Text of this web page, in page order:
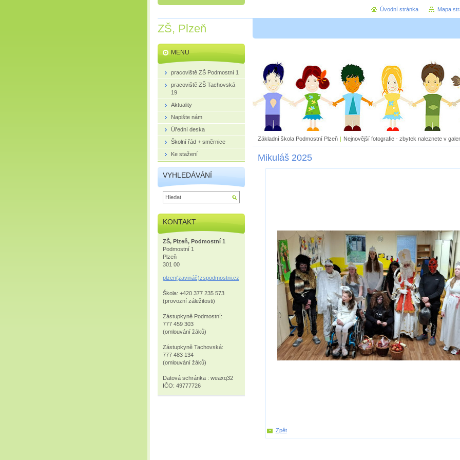
ZŠ, Plzeň
Základní škola Podmostní Plzeň | Nejnovější fotografie - zbytek naleznete v
Mikuláš 2025
Zpět
MENU
pracoviště ZŠ Podmostní 1
pracoviště ZŠ Tachovská
19
Aktuality
Napište nám
Úřední deska
Školní řád + směrnice
Ke stažení
VYHLEDÁVÁNÍ
KONTAKT
ZŠ, Plzeň, Podmostní 1
Podmostní 1
Plzeň
301 00
plzen(zavináč)zspodmostni.cz
Škola: +420 377 235 573
(provozní záležitosti)
Zástupkyně Podmostní:
777 459 303
(omlouvání žáků)
Zástupkyně Tachovská:
777 483 134
(omlouvání žáků)
Datová schránka : weaxq32
IČO: 49777726
Úvodní stránka Mapa